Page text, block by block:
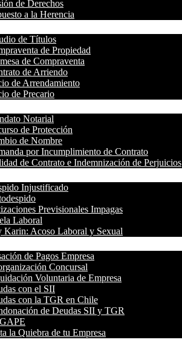
de Derechos
a la Herencia
de Títulos
de Propiedad
de Compraventa
de Arriendo
de Arrendamiento
de Precario
Notarial
de Protección
de Nombre
por Incumplimiento de Contrato
de Contrato e Indemnización de Perjuicios
Injustificado
Previsionales Impagas
Laboral
Karin: Acoso Laboral y Sexual
de Pagos Empresa
Concursal
Voluntaria de Empresa
con el SII
con la TGR en Chile
de Deudas SII y TGR
la Quiebra de tu Empresa